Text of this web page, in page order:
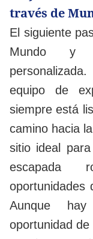
través de
El siguiente
Mundo y
equipo de
siempre está
camino hacia
sitio ideal
escapada
oportunidades
Aunque
oportunidad